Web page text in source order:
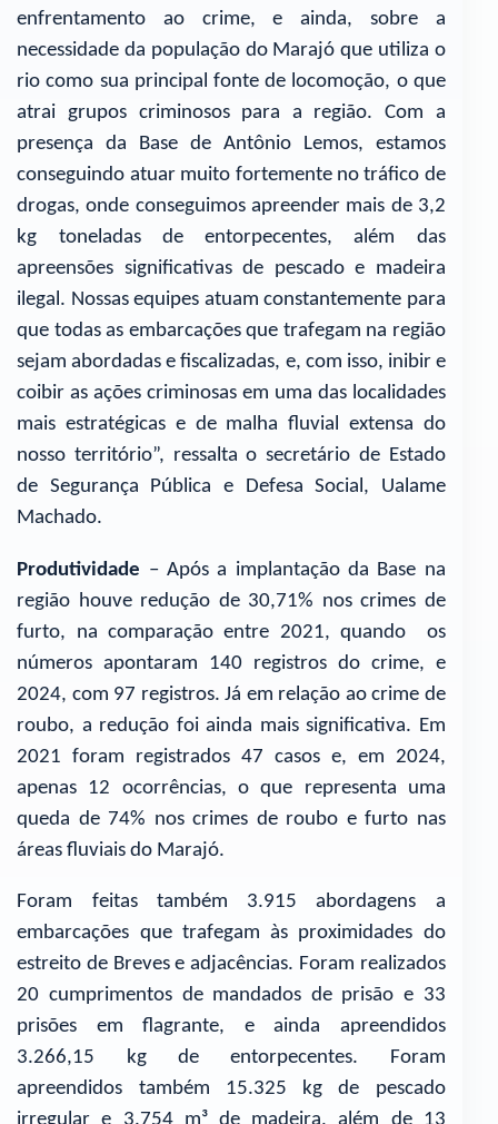
enfrentamento ao crime, e ainda, sobre a
necessidade da população do Marajó que utiliza o
rio como sua principal fonte de locomoção, o que
atrai grupos criminosos para a região. Com a
presença da Base de Antônio Lemos, estamos
conseguindo atuar muito fortemente no tráfico de
drogas, onde conseguimos apreender mais de 3,2
kg toneladas de entorpecentes, além das
apreensões significativas de pescado e madeira
ilegal. Nossas equipes atuam constantemente para
que todas as embarcações que trafegam na região
sejam abordadas e fiscalizadas, e, com isso, inibir e
coibir as ações criminosas em uma das localidades
mais estratégicas e de malha fluvial extensa do
nosso território”, ressalta o secretário de Estado
de Segurança Pública e Defesa Social, Ualame
Machado.
Produtividade – Após a implantação da Base na
região houve redução de 30,71% nos crimes de
furto, na comparação entre 2021, quando os
números apontaram 140 registros do crime, e
2024, com 97 registros. Já em relação ao crime de
roubo, a redução foi ainda mais significativa. Em
2021 foram registrados 47 casos e, em 2024,
apenas 12 ocorrências, o que representa uma
queda de 74% nos crimes de roubo e furto nas
áreas fluviais do Marajó.
Foram feitas também 3.915 abordagens a
embarcações que trafegam às proximidades do
estreito de Breves e adjacências. Foram realizados
20 cumprimentos de mandados de prisão e 33
prisões em flagrante, e ainda apreendidos
3.266,15 kg de entorpecentes. Foram
apreendidos também 15.325 kg de pescado